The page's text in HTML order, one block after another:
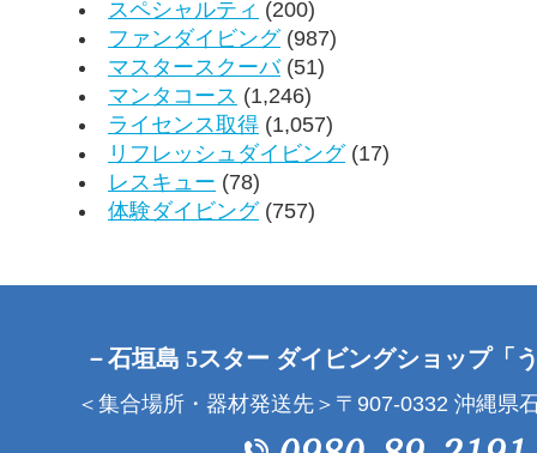
スペシャルティ (200)
ファンダイビング(987)
マスタースクーバ(51)
マンタコース (1,246)
ライセンス取得 (1,057)
リフレッシュダイビング(17)
レスキュー (78)
体験ダイビング(757)
－石垣島 5スター ダイビングショップ「
＜集合場所・器材発送先＞〒907-0332 沖縄県